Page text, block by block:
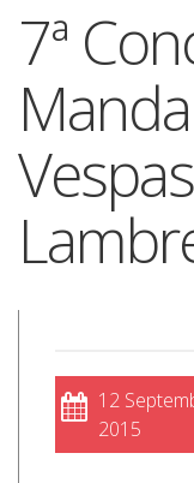
7ª
12
2015